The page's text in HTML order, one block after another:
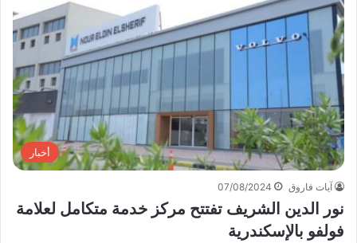
أخبار
آيات فاروق 07/08/2024
نور الدين الشريف تفتتح مركز خدمة متكامل لعلامة
فولفو بالإسكندرية